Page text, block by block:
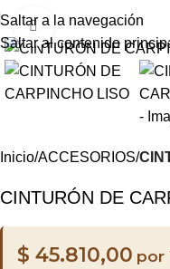
Saltar a la navegación
Saltar al contenido
Haga clic para
Inicio ACCESORIOS
CINTURÓN DE
$ 45.810,00 por